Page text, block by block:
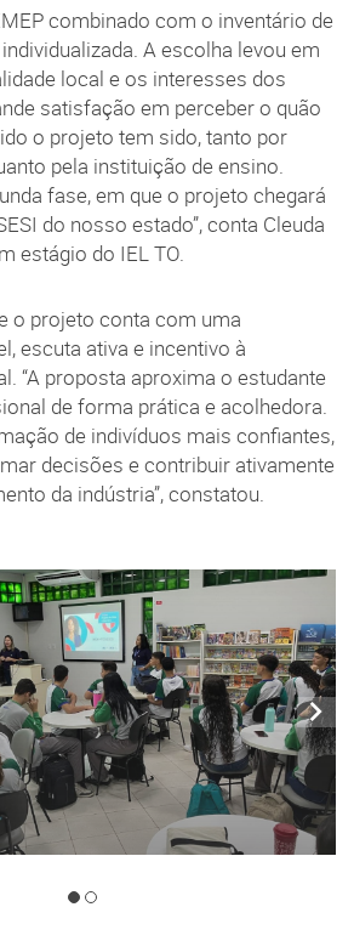
combinado com o inventário de
A escolha levou em
local e os interesses dos
satisfação em perceber o quão
o projeto tem sido, tanto por
pela instituição de ensino.
fase, em que o projeto chegará
do nosso estado”, conta Cleuda
estágio do IEL TO.
o projeto conta com uma
escuta ativa e incentivo à
“A proposta aproxima o estudante
de forma prática e acolhedora.
de indivíduos mais confiantes,
decisões e contribuir ativamente
da indústria”, constatou.